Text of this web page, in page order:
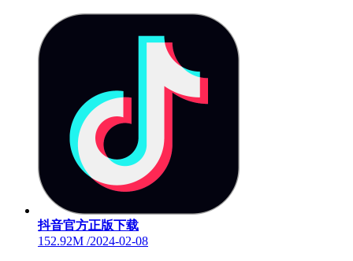
抖音官方正版下载
152.92M /2024-02-08